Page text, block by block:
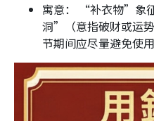
寓意： “补衣物”象
洞”（意指破财或运
节期间应尽量避免使